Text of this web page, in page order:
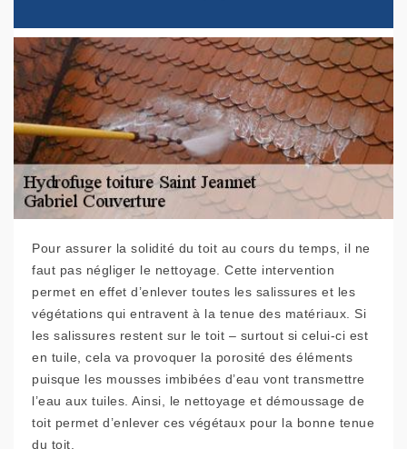
Pour assurer la solidité du toit au cours du temps, il ne
faut pas négliger le nettoyage. Cette intervention
permet en effet d’enlever toutes les salissures et les
végétations qui entravent à la tenue des matériaux. Si
les salissures restent sur le toit – surtout si celui-ci est
en tuile, cela va provoquer la porosité des éléments
puisque les mousses imbibées d’eau vont transmettre
l’eau aux tuiles. Ainsi, le nettoyage et démoussage de
toit permet d’enlever ces végétaux pour la bonne tenue
du toit.